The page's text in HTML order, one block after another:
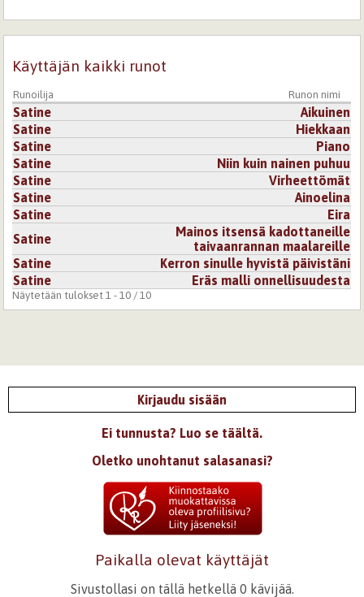
24.6.2007 0:00niiu
:))
Hieno.
Kirjaudu
22.6.2007 0:00Blood and Tears
Itselleni voisi myöskin käydä noin. ^^
Ihana, kaunis runo.
Kirjaudutairekisteröidykommentoidaksesi
23.6.2007 0:00
en tiedä miksi, mutta pidän tästä jollain kummallisella
tavalla, ehkä se muistuttaa minua jotenkin.
11.10.2007 0:00ÖidenKruunu
rekisteröidykommentoidaksesi
Kovin suloista.Ihana runo.
rekisteröidy kommentoidaksesi
Carre
Aikas hienosti tuot runossa esiin etenkin suomalaisen
Käyttäjän kaikki runot
Runoilija Runon nimi
Satine
Aikuinen
Satine
Hiekkaan
Satine
Piano
Satine
Niin kuin nainen puhuu
Satine
Virheettömät
Satine
Ainoelina
Satine
Eira
Satine
Mainos itsensä kadottaneille
taivaanrannan maalareille
Satine
Kerron sinulle hyvistä päivistäni
Satine
Eräs malli onnellisuudesta
Näytetään tulokset 1 - 10 / 10
Kirjaudu sisään
Ei tunnusta? Luo se täältä.
Oletko unohtanut salasanasi?
Paikalla olevat käyttäjät
Sivustollasi on tällä hetkellä 0 kävijää.